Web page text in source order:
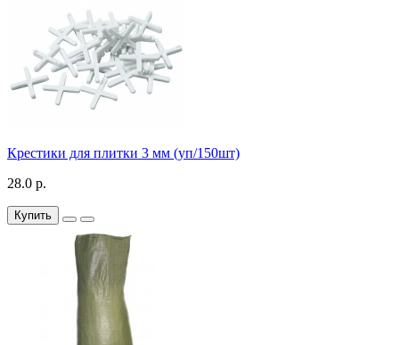
Крестики для плитки 3 мм (уп/150шт)
28.0 р.
Купить